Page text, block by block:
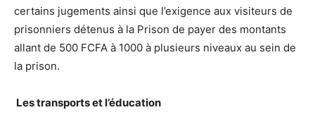
certains jugements ainsi que l’exigence aux visiteurs de
prisonniers détenus à la Prison de payer des montants
allant de 500 FCFA à 1000 à plusieurs niveaux au sein de
la prison.
Les transports et l’éducation